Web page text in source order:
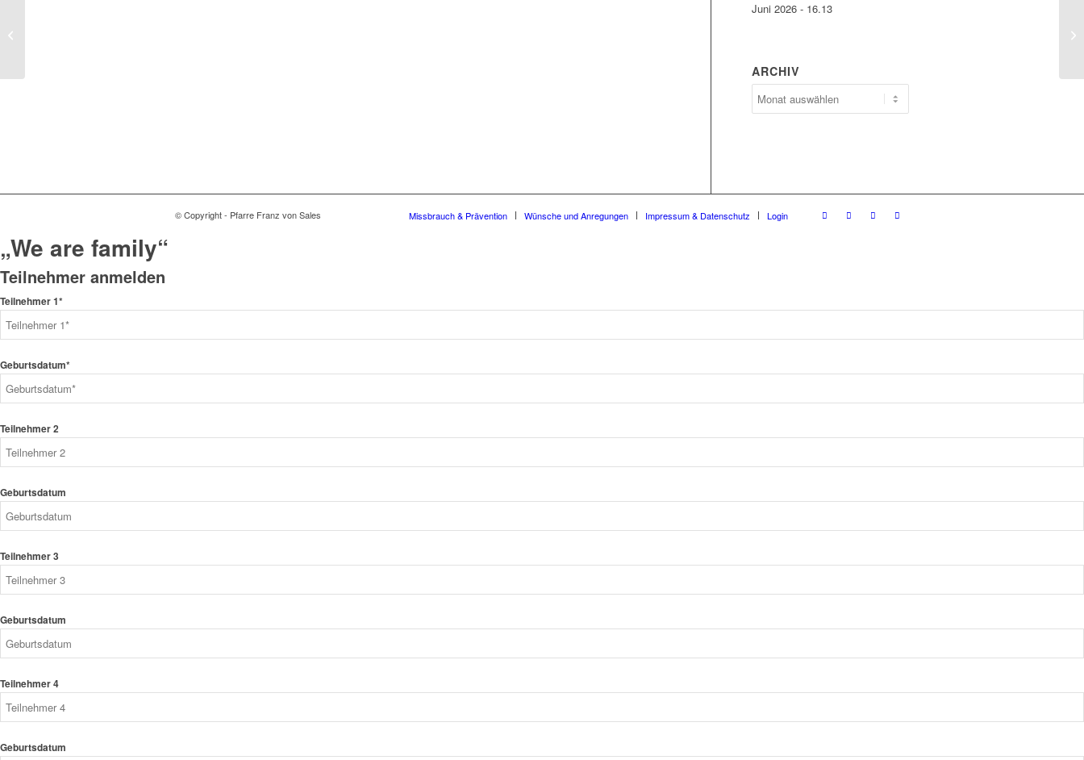
Juni 2026 - 16.13
ARCHIV
© Copyright - Pfarre Franz von Sales Missbrauch & Prävention Wünsche und Anregungen Impressum & Datenschutz Login
„We are family“
Teilnehmer anmelden
Teilnehmer 1*
Geburtsdatum*
Teilnehmer 2
Geburtsdatum
Teilnehmer 3
Geburtsdatum
Teilnehmer 4
Geburtsdatum